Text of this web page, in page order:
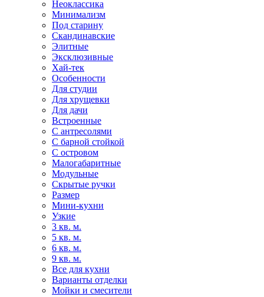
Неоклассика
Минимализм
Под старину
Скандинавские
Элитные
Эксклюзивные
Хай-тек
Особенности
Для студии
Для хрущевки
Для дачи
Встроенные
С антресолями
С барной стойкой
С островом
Малогабаритные
Модульные
Скрытые ручки
Размер
Мини-кухни
Узкие
3 кв. м.
5 кв. м.
6 кв. м.
9 кв. м.
Все для кухни
Варианты отделки
Мойки и смесители